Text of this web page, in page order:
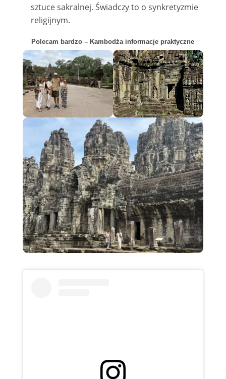
sztuce sakralnej. Świadczy to o synkretyzmie
religijnym.
Polecam bardzo – Kambodża informacje praktyczne